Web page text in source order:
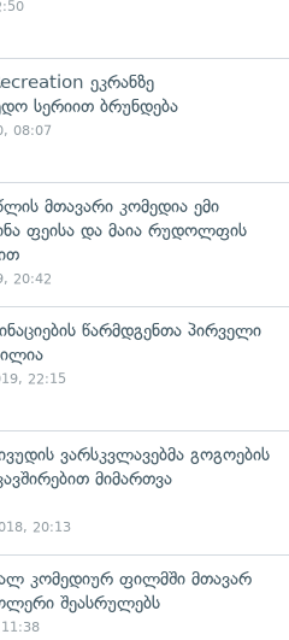
ეკრანზე
სერიით ბრუნდება
08:07
მთავარი კომედია ემი
ფეისა და მაია რუდოლფის
20:42
წარმდგენთა პირველი
22:15
ვარსკვლავებმა გოგოების
მიმართვა
20:13
კომედიურ ფილმში მთავარ
შეასრულებს